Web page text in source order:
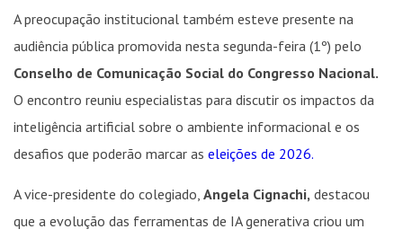
A preocupação institucional também esteve presente na
audiência pública promovida nesta segunda-feira (1º) pelo
Conselho de Comunicação Social do Congresso Nacional.
O encontro reuniu especialistas para discutir os impactos da
inteligência artificial sobre o ambiente informacional e os
desafios que poderão marcar as eleições de 2026.
A vice-presidente do colegiado, Angela Cignachi, destacou
que a evolução das ferramentas de IA generativa criou um